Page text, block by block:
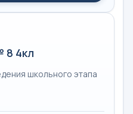
4кл
школьного этапа